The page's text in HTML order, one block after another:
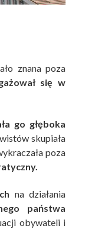
znana poza
się w
go głęboka
skupiała
poza
na działania
państwa
obywateli i